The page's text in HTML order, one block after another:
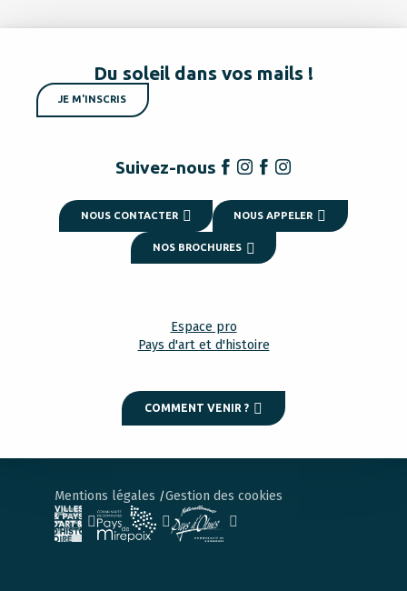
Du soleil dans vos mails !
JE M'INSCRIS
Suivez-nous
NOUS CONTACTER NOUS APPELER
NOS BROCHURES
Espace pro
Pays d'art et d'histoire
COMMENT VENIR ?
Mentions légales Gestion des cookies